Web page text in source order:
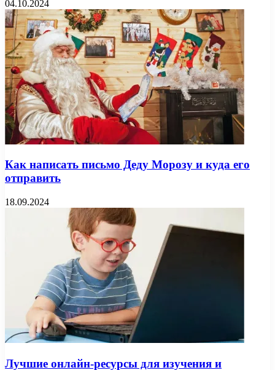
04.10.2024
Как написать письмо Деду Морозу и куда его
отправить
18.09.2024
Лучшие онлайн-ресурсы для изучения и